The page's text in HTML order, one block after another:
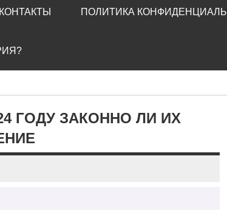
КОНТАКТЫ ПОЛИТИКА
ГОДУ ЗАКОННО ЛИ ИХ